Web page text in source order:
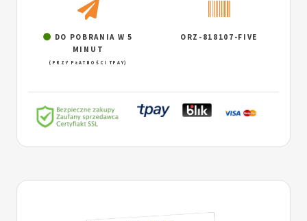
DO POBRANIA W 5
MINUT
(PRZY PŁATNOŚCI TPAY)
ORZ-818107-FIVE